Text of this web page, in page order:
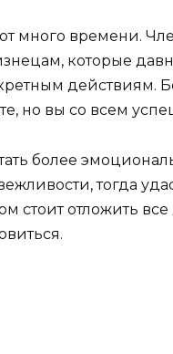
много времени.
которые
действиям.
но вы со всем
более
тогда
стоит отложить